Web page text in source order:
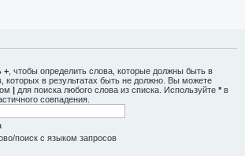
+ , чтобы определить слова, которые должны быть в
которых в результатах быть не должно. Вы можете
| для поиска любого слова из списка. Используйте * в
совпадения.
поиск с языком запросов